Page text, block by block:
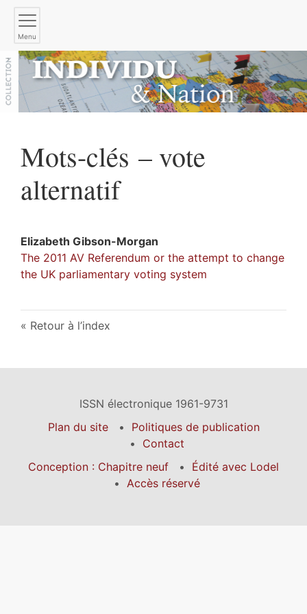
Menu
Mots-clés – vote
alternatif
Elizabeth Gibson-Morgan
The 2011 AV Referendum or the attempt to change
the UK parliamentary voting system
Retour à l’index
ISSN électronique 1961-9731
Plan du site
Politiques de publication
Contact
Conception : Chapitre neuf
Édité avec Lodel
Accès réservé